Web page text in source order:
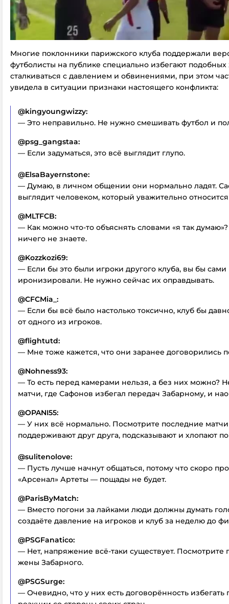
Многие поклонники парижского клуба поддержали
футболисты на публике специально избегают
сталкиваться с давлением и обвинениями, при этом
увидела в ситуации признаки настоящего конфликта:
@kingyoungwizzy:
— Это неправильно. Не нужно смешивать футбол и
@psg_gangstaa:
— Если задуматься, это всё выглядит глупо.
@ElsaBayernstone:
— Думаю, в личном общении они нормально ладят.
выглядит человеком, который уважительно
@MLTFCB:
— Как можно что-то объяснять словами «я так
ничего не знаете.
@Kozzkozi69:
— Если бы это были игроки другого клуба, вы бы
иронизировали. Не нужно сейчас их оправдывать.
@CFCMia_:
— Если бы всё было настолько токсично, клуб бы
от одного из игроков.
@flightutd:
— Мне тоже кажется, что они заранее договорились
@Nohness93:
— То есть перед камерами нельзя, а без них можно?
матчи, где Сафонов избегал передач Забарному, и
@OPANI55:
— У них всё нормально. Посмотрите последние
поддерживают друг друга, подсказывают и хлопают
@sulitenolove:
— Пусть лучше начнут общаться, потому что скоро
«Арсенал» Артеты — пощады не будет.
@ParisByMatch:
— Вместо погони за лайками люди должны думать
создаёте давление на игроков и клуб за неделю до
@PSGFanatico:
— Нет, напряжение всё-таки существует. Посмотрите
жены Забарного.
@PSGSurge:
— Очевидно, что у них есть договорённость избегать